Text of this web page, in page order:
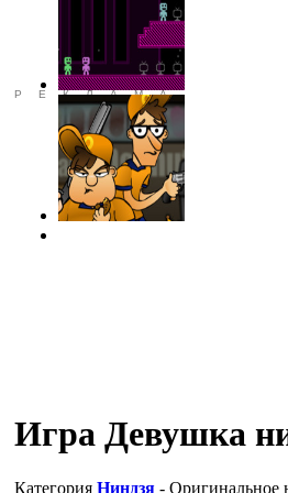
РЕКЛАМА
Игра Девушка
Категория Ниндзя - Оригинальное